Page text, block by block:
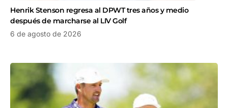
Henrik Stenson regresa al DPWT tres años y medio
después de marcharse al LIV Golf
6 de agosto de 2026